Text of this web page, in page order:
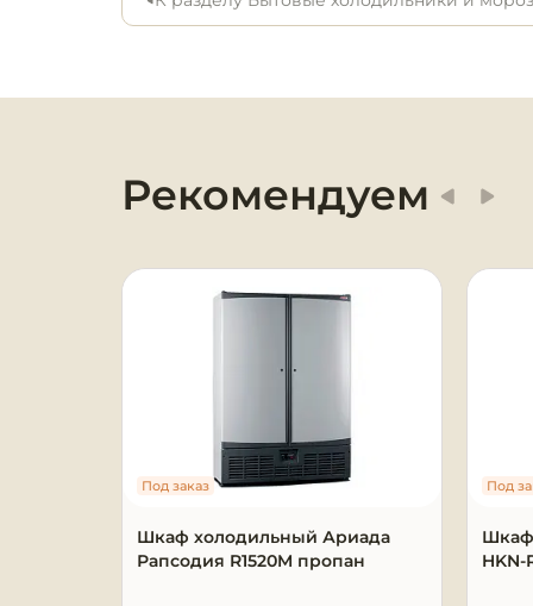
Оснащение гостиниц и
Запчасти для
Рекомендуем
Шкаф холодильный Ариада
Рапсодия R1520M пропан
Под заказ
Шкаф
HKN-
Под